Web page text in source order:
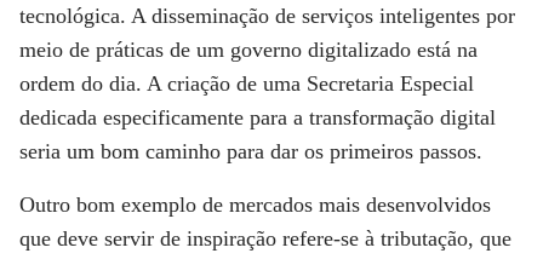
tecnológica. A disseminação de serviços inteligentes por
meio de práticas de um governo digitalizado está na
ordem do dia. A criação de uma Secretaria Especial
dedicada especificamente para a transformação digital
seria um bom caminho para dar os primeiros passos.
Outro bom exemplo de mercados mais desenvolvidos
que deve servir de inspiração refere-se à tributação, que